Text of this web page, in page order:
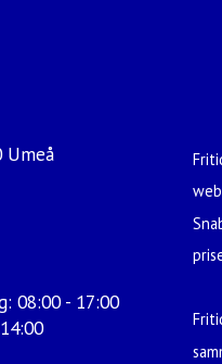
Umeå
08:00 - 17:00